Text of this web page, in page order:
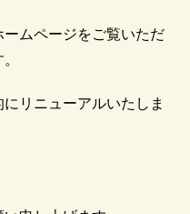
ムページをご覧いただ
リニューアルいたしま